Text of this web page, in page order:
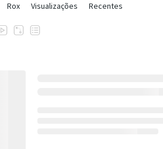
Rox Visualizações Recentes